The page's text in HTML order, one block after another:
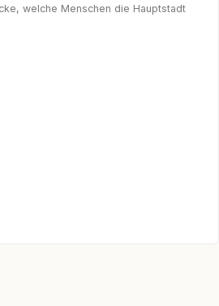
welche Menschen die Hauptstadt